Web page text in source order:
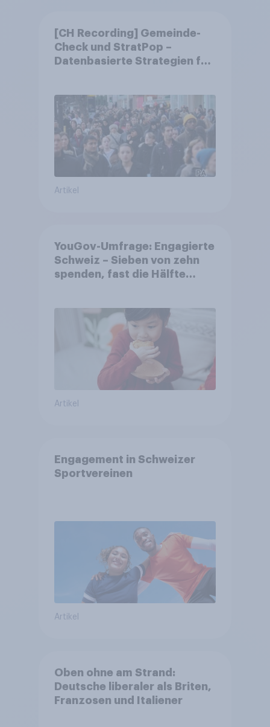
[CH Recording] Gemeinde-
Check und StratPop –
Datenbasierte Strategien für
Artikel
YouGov-Umfrage: Engagierte
Schweiz – Sieben von zehn
spenden, fast die Hälfte
Artikel
Engagement in Schweizer
Sportvereinen
Artikel
Oben ohne am Strand:
Deutsche liberaler als Briten,
Franzosen und Italiener